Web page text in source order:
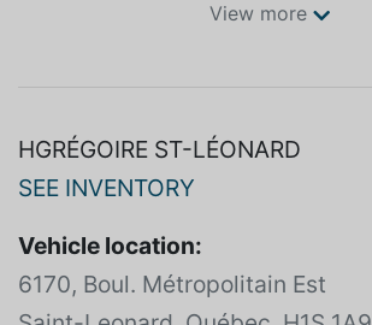
View more
HGRÉGOIRE ST-LÉONARD
SEE INVENTORY
Vehicle location:
6170, Boul. Métropolitain Est